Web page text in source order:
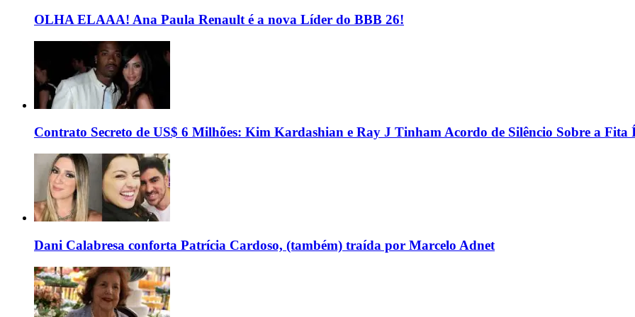
OLHA ELAAA! Ana Paula Renault é a nova Líder do BBB 26!
Contrato Secreto de US$ 6 Milhões: Kim Kardashian e Ray J Tinham Acordo de Silêncio Sobre a Fita
Dani Calabresa conforta Patrícia Cardoso, (também) traída por Marcelo Adnet